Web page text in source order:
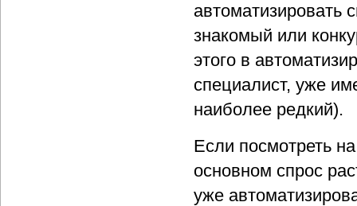
автоматизировать
знакомый или
этого в
специалист, уже
наиболее редкий).
Если посмотреть
основном спрос
уже